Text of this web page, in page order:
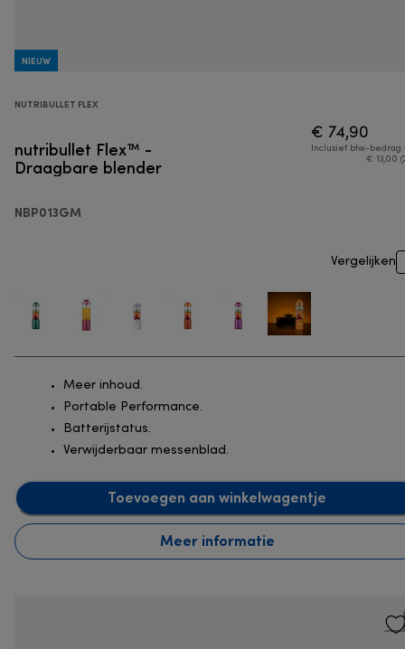
NIEUW
NUTRIBULLET FLEX
nutribullet Flex™ -
Draagbare blender
NBP013GM
€ 74,90
Inclusief btw-bedrag
€ 13,00
Vergelijken
Meer inhoud.
Portable Performance.
Batterijstatus.
Verwijderbaar messenblad.
Toevoegen aan winkelwagentje
Meer informatie